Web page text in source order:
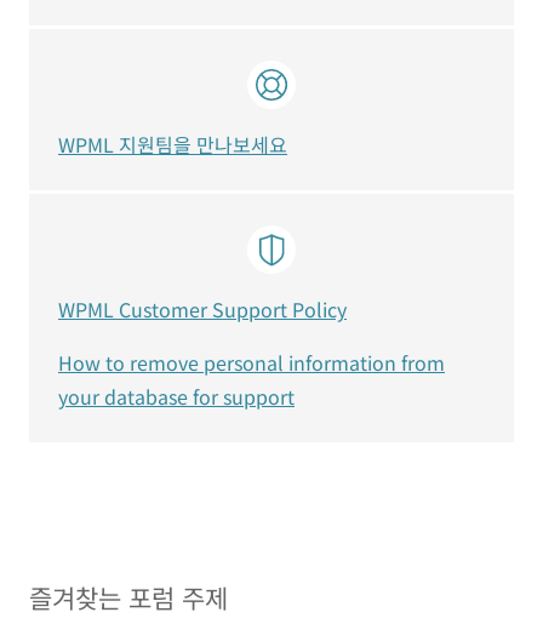
즐겨찾는 포럼 주제
WPML 지원팀을 만나보세요
WPML Customer Support Policy
How to remove personal information from
your database for support